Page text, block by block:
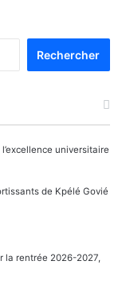
universitaire
de Kpélé Govié
la rentrée 2026-2027,